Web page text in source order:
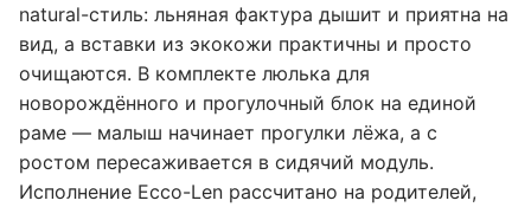
natural-стиль: льняная фактура дышит и приятна на
вид, а вставки из экокожи практичны и просто
очищаются. В комплекте люлька для
новорождённого и прогулочный блок на единой
раме — малыш начинает прогулки лёжа, а с
ростом пересаживается в сидячий модуль.
Исполнение Ecco-Len рассчитано на родителей,